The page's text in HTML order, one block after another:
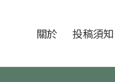
關於 投稿須知